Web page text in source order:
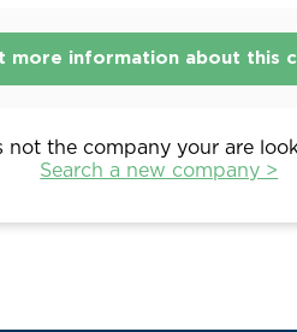
more information about this
not the company your are
Search a new company >